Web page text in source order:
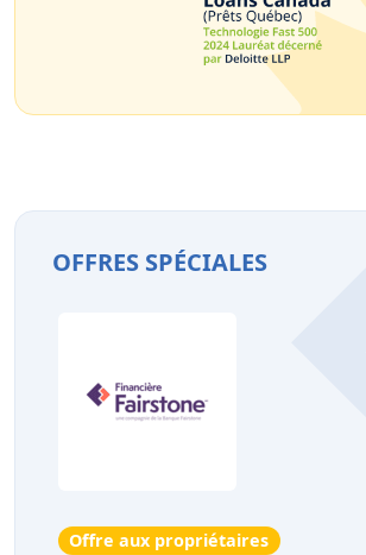
OFFRES SPÉCIALES
Offre aux propriétaires